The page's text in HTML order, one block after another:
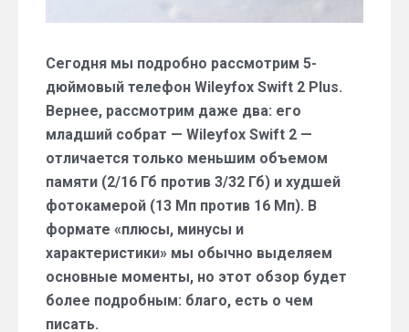
Сегодня мы подробно рассмотрим 5-
дюймовый телефон Wileyfox Swift 2 Plus.
Вернее, рассмотрим даже два: его
младший собрат — Wileyfox Swift 2 —
отличается только меньшим объемом
памяти (2/16 Гб против 3/32 Гб) и худшей
фотокамерой (13 Мп против 16 Мп). В
формате «плюсы, минусы и
характеристики» мы обычно выделяем
основные моменты, но этот обзор будет
более подробным: благо, есть о чем
писать.